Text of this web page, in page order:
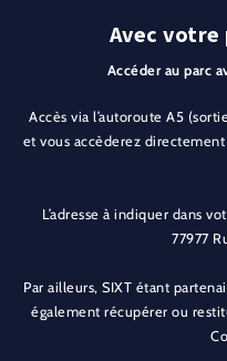
Avec votre
Accéder au parc
Accès via l’autoroute A5
et vous accèderez
L’adresse à indiquer dans
77977
Par ailleurs, SIXT étant
également récupérer ou